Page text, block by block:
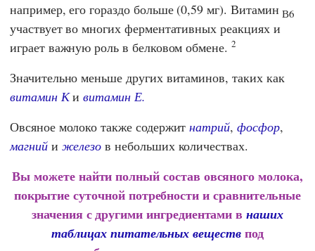
например, его гораздо больше (0,59 мг). ВитаминВ6
участвует во многих ферментативных реакциях и
играет важную роль в белковом обмене. 2
Значительно меньше других витаминов, таких как
витамин Кивитамин Е.
Овсяное молоко также содержитнатрий, фосфор,
магнийи железо в небольших количествах.
Вы можете найти полный состав овсяного молока,
покрытие суточной потребности и сравнительные
значения с другими ингредиентами внаших
таблицах питательных веществпод